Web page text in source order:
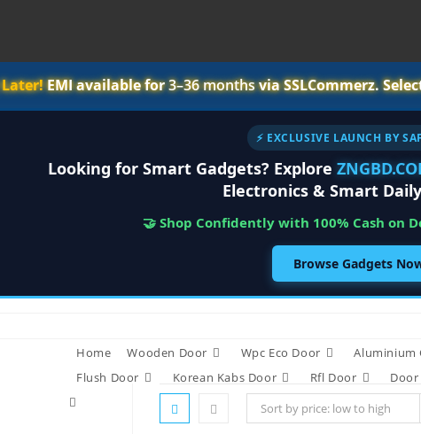
EMI available for3–36 monthsvia SSLCommerz.
⚡ EXCLUSIVE LAUNCH BY
Looking for Smart Gadgets? Explore
Electronics & Smart
🤝 Shop Confidently with 100% Cash on
Browse Gadgets
Home Wooden Door Wpc Eco Door Aluminium
Flush Door
Korean Kabs Door Rfl Door
Toggle
Sort by price: low to high